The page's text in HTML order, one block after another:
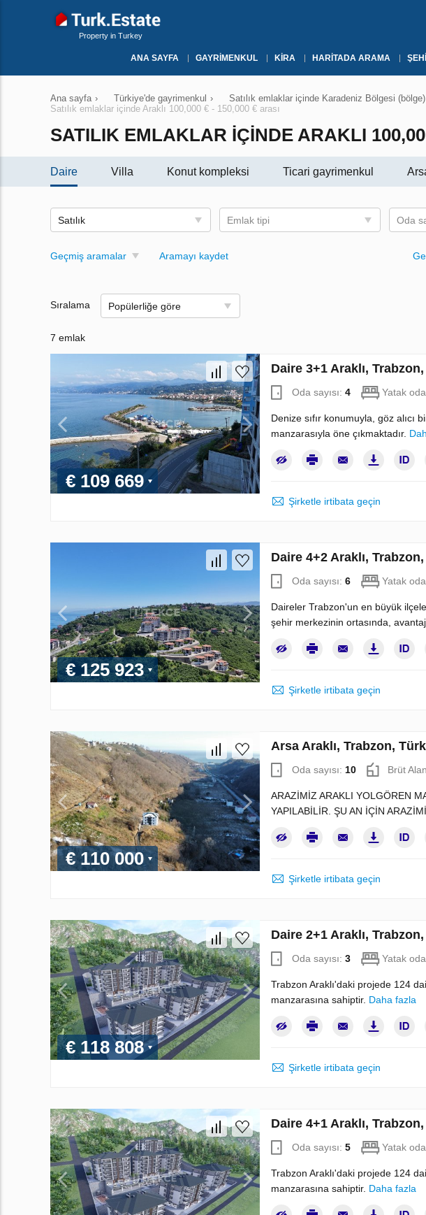
Property in Turkey
ANA SAYFA GAYRIMENKUL KIRA HARITADA ARAMA
Ana sayfa › Türkiye'de gayrimenkul › Satılık emlaklar içinde Karadeniz Bölgesi (bölge)
Satılık emlaklar içinde Araklı 100,000 € - 150,000 € arası
SATILIK EMLAKLAR IÇINDE ARAKLI
Daire Villa Konut kompleksi Ticari gayrimenkul
Satılık Emlak tipi Oda
Geçmiş aramalar Aramayı kaydet
Sıralama Popülerliğe göre
7 emlak
€ 109 669
Daire 3+1 Araklı,
Oda sayısı: 4 Yatak
Denize sıfır konumuyla, göz
manzarasıyla öne çıkmaktadır.
Şirketle irtibata geçin
€ 125 923
Daire 4+2 Araklı,
Oda sayısı: 6 Yatak
Daireler Trabzon'un en büyük
şehir merkezinin ortasında,
Şirketle irtibata geçin
€ 110 000
Arsa Araklı, Trabzon,
Oda sayısı: 10 Brüt
ARAZİMİZ ARAKLI YOLGÖREN
YAPILABİLİR. ŞU AN İÇİN
Şirketle irtibata geçin
€ 118 808
Daire 2+1 Araklı,
Oda sayısı: 3 Yatak
Trabzon Araklı'daki projede 124
manzarasına sahiptir. Daha fazla
Şirketle irtibata geçin
Daire 4+1 Araklı,
Oda sayısı: 5 Yatak
Trabzon Araklı'daki projede 124
manzarasına sahiptir. Daha fazla